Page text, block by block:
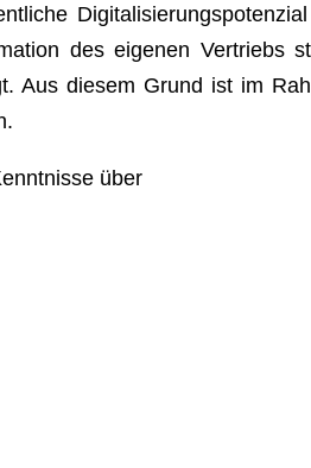
des eigenen Vertriebs
Aus diesem Grund ist im
über